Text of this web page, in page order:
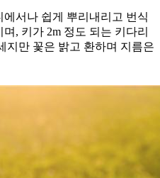
서나 쉽게 뿌리내리고 번식
, 키가 2m 정도 되는 키다리
지만 꽃은 밝고 환하며 지름은